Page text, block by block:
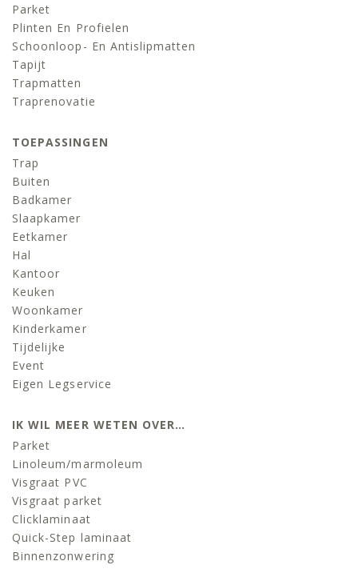
Parket
Plinten En Profielen
Schoonloop- En Antislipmatten
Tapijt
Trapmatten
Traprenovatie
TOEPASSINGEN
Trap
Buiten
Badkamer
Slaapkamer
Eetkamer
Hal
Kantoor
Keuken
Woonkamer
Kinderkamer
Tijdelijke
Event
Eigen Legservice
IK WIL MEER WETEN OVER…
Parket
Linoleum/marmoleum
Visgraat PVC
Visgraat parket
Clicklaminaat
Quick-Step laminaat
Binnenzonwering